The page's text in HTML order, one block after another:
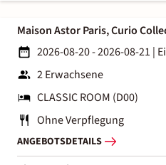
Maison Astor Paris, Curio
2026-08-20 - 2026-08-21 |
2 Erwachsene
CLASSIC ROOM (D00)
Ohne Verpflegung
ANGEBOTSDETAILS